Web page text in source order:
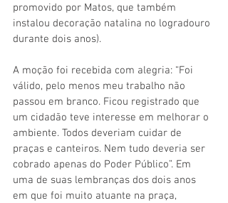
promovido por Matos, que também
instalou decoração natalina no logradouro
durante dois anos).
A moção foi recebida com alegria: “Foi
válido, pelo menos meu trabalho não
passou em branco. Ficou registrado que
um cidadão teve interesse em melhorar o
ambiente. Todos deveriam cuidar de
praças e canteiros. Nem tudo deveria ser
cobrado apenas do Poder Público”. Em
uma de suas lembranças dos dois anos
em que foi muito atuante na praça,